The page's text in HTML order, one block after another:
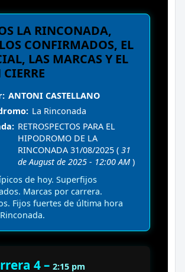
LA RINCONADA,
CONFIRMADOS, EL
LAS MARCAS Y EL
ANTONI CASTELLANO
La Rinconada
RETROSPECTOS PARA EL
HIPODROMO DE LA
RINCONADA 31/08/2025 ( 31
de August de 2025 - 12:00 AM )
de hoy. Superfijos
Marcas por carrera.
Fijos fuertes de última hora
4 – 2:15 pm